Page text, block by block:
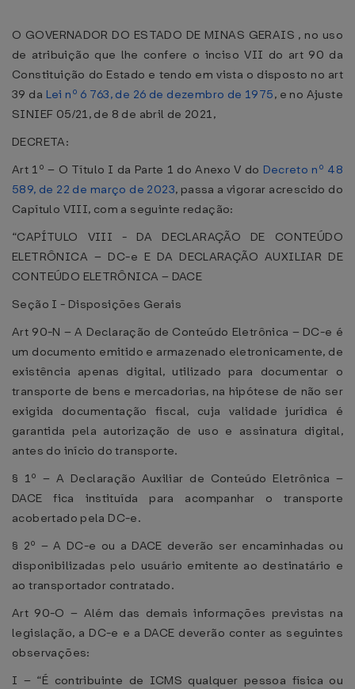
O GOVERNADOR DO ESTADO DE MINAS GERAIS , no uso
de atribuição que lhe confere o inciso VII do art 90 da
Constituição do Estado e tendo em vista o disposto no art
39 da Lei nº 6 763, de 26 de dezembro de 1975, e no Ajuste
SINIEF 05/21, de 8 de abril de 2021,
DECRETA:
Art 1º – O Título I da Parte 1 do Anexo V do Decreto nº 48
589, de 22 de março de 2023, passa a vigorar acrescido do
Capítulo VIII, com a seguinte redação:
“CAPÍTULO VIII - DA DECLARAÇÃO DE CONTEÚDO
ELETRÔNICA – DC-e E DA DECLARAÇÃO AUXILIAR DE
CONTEÚDO ELETRÔNICA – DACE
Seção I - Disposições Gerais
Art 90-N – A Declaração de Conteúdo Eletrônica – DC-e é
um documento emitido e armazenado eletronicamente, de
existência apenas digital, utilizado para documentar o
transporte de bens e mercadorias, na hipótese de não ser
exigida documentação fiscal, cuja validade jurídica é
garantida pela autorização de uso e assinatura digital,
antes do início do transporte.
§ 1º – A Declaração Auxiliar de Conteúdo Eletrônica –
DACE fica instituída para acompanhar o transporte
acobertado pela DC-e.
§ 2º – A DC-e ou a DACE deverão ser encaminhadas ou
disponibilizadas pelo usuário emitente ao destinatário e
ao transportador contratado.
Art 90-O – Além das demais informações previstas na
legislação, a DC-e e a DACE deverão conter as seguintes
observações:
I – “É contribuinte de ICMS qualquer pessoa física ou